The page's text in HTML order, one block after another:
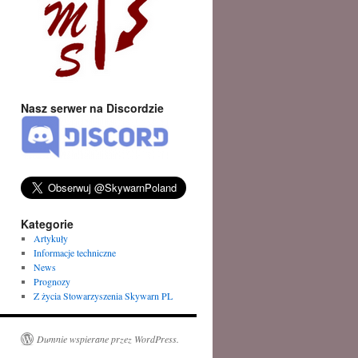
Nasz serwer na Discordzie
Kategorie
Artykuły
Informacje techniczne
News
Prognozy
Z życia Stowarzyszenia Skywarn PL
Dumnie wspierane przez WordPress.